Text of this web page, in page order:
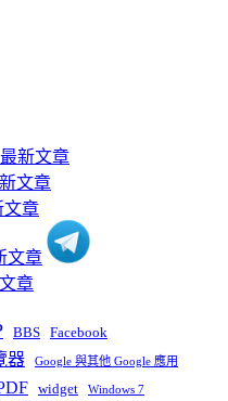
BBS Facebook
器 Google 與其他 Google 應用
widget Windows 7